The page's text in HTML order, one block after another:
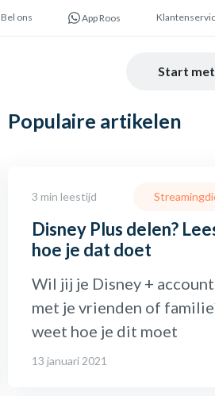
Bel ons App Roos
Start
Populaire artikelen
3 min leestijd
Disney Plus delen?
hoe je dat doet
Wil jij je Disney +
met je vrienden of
weet hoe je dit moet
13 januari 2021